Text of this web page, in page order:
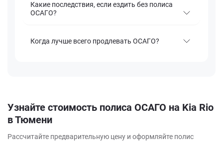
Какие последствия, если ездить без полиса
ОСАГО?
Когда лучше всего продлевать ОСАГО?
Узнайте стоимость полиса ОСАГО на Kia Rio
в Тюмени
Рассчитайте предварительную цену и оформляйте полис